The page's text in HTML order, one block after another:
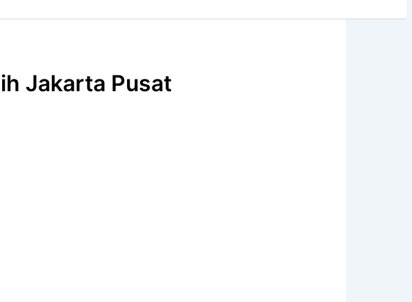
Jakarta Pusat